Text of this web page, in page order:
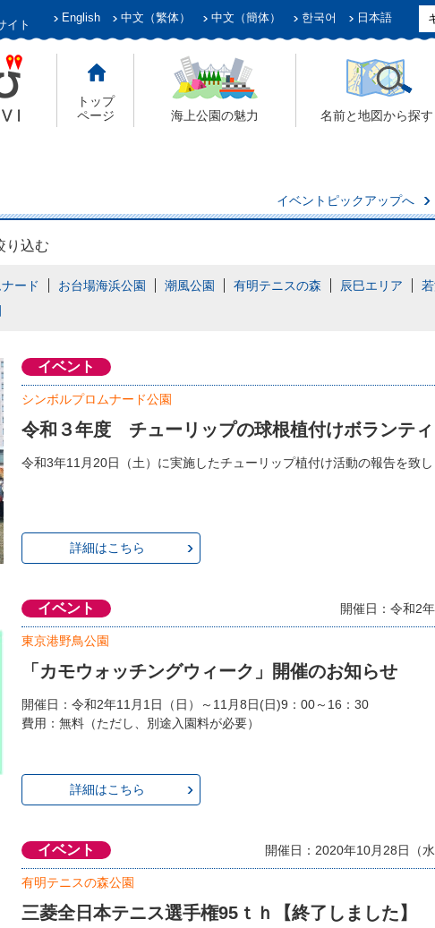
イト
English 中文（繁体） 中文（簡体） 한국어 日本語
トップ
ページ
海上公園の魅力 名前と地図から探す
イベントピックアップへ
り込む
ード お台場海浜公園 潮風公園 有明テニスの森 辰巳エリア
イベント
シンボルプロムナード公園
令和３年度 チューリップの球根植付けボランテ
令和3年11月20日（土）に実施したチューリップ植付け活動の報告を致し
詳細はこちら
イベント 開催日：令和2
東京港野鳥公園
「カモウォッチングウィーク」開催のお知らせ
開催日：令和2年11月1日（日）～11月8日(日)9：00～16：30
費用：無料（ただし、別途入園料が必要）
詳細はこちら
イベント 開催日：2020年10月28日（
有明テニスの森公園
三菱全日本テニス選手権95ｔｈ【終了しました】